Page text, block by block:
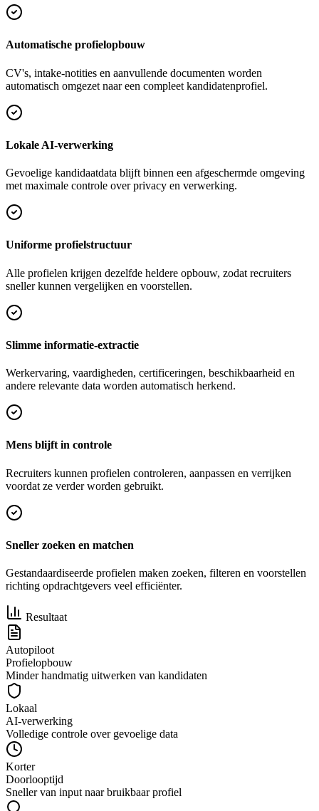
Automatische profielopbouw
CV's, intake-notities en aanvullende documenten worden
automatisch omgezet naar een compleet kandidatenprofiel.
Lokale AI-verwerking
Gevoelige kandidaatdata blijft binnen een afgeschermde omgeving
met maximale controle over privacy en verwerking.
Uniforme profielstructuur
Alle profielen krijgen dezelfde heldere opbouw, zodat recruiters
sneller kunnen vergelijken en voorstellen.
Slimme informatie-extractie
Werkervaring, vaardigheden, certificeringen, beschikbaarheid en
andere relevante data worden automatisch herkend.
Mens blijft in controle
Recruiters kunnen profielen controleren, aanpassen en verrijken
voordat ze verder worden gebruikt.
Sneller zoeken en matchen
Gestandaardiseerde profielen maken zoeken, filteren en voorstellen
richting opdrachtgevers veel efficiënter.
Resultaat
Autopiloot
Profielopbouw
Minder handmatig uitwerken van kandidaten
Lokaal
AI-verwerking
Volledige controle over gevoelige data
Korter
Doorlooptijd
Sneller van input naar bruikbaar profiel